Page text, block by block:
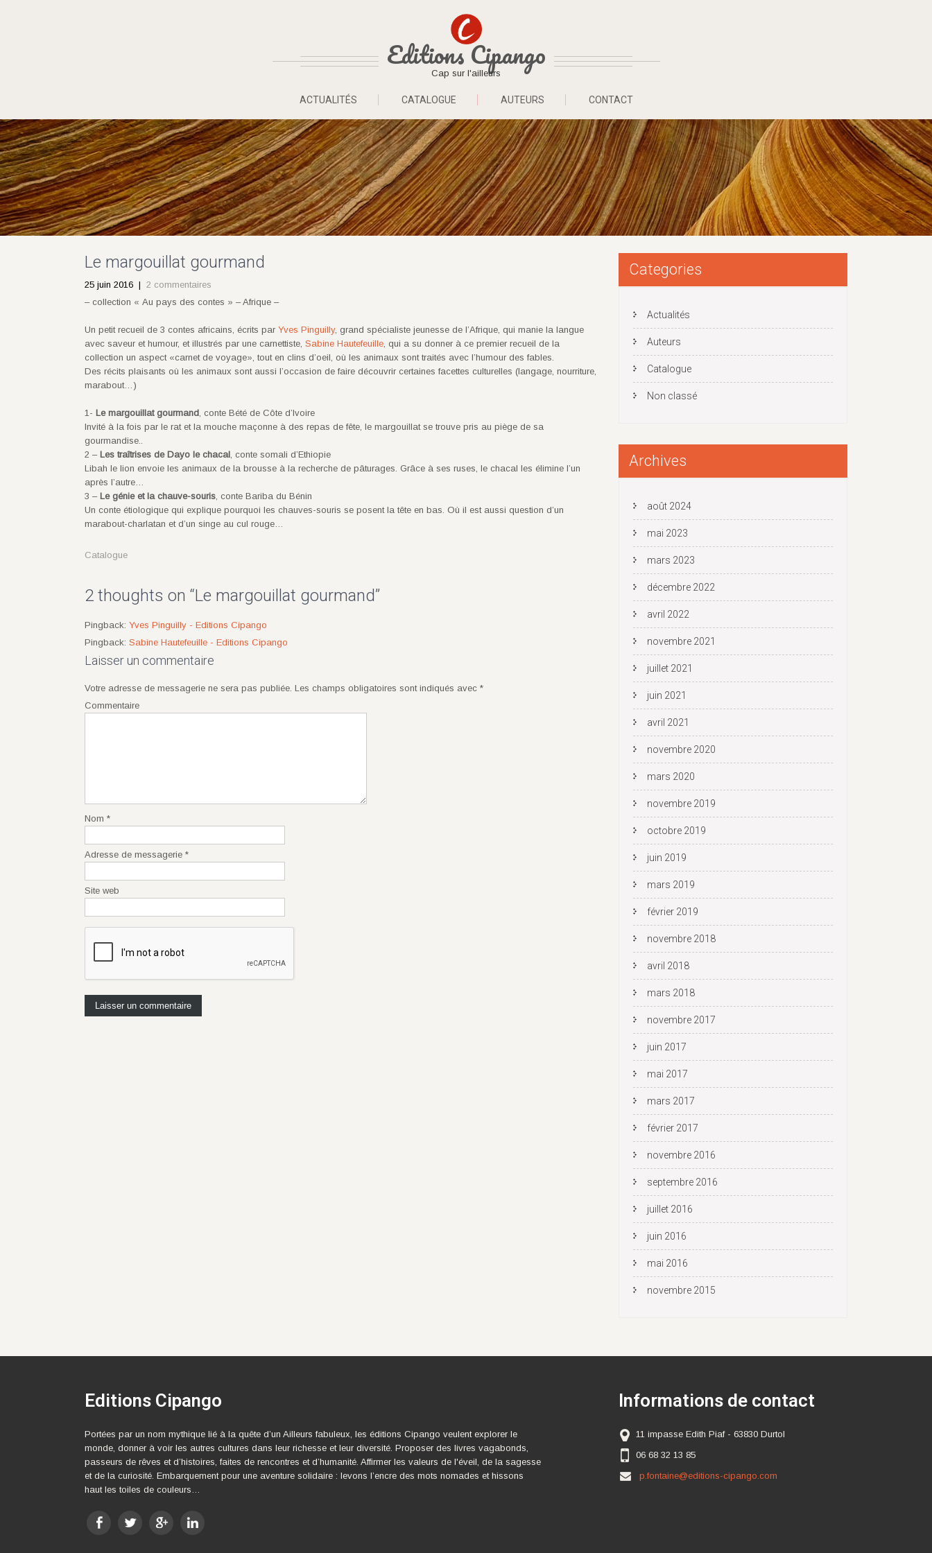
Editions Cipango
Cap sur l'ailleurs
ACTUALITÉS CATALOGUE AUTEURS CONTACT
Le margouillat gourmand
25 juin 2016 | 2 commentaires
– collection « Au pays des contes » – Afrique –
Un petit recueil de 3 contes africains, écrits par Yves Pinguilly, grand spécialiste jeunesse de l’Afrique, qui manie la langue
avec saveur et humour, et illustrés par une carnettiste, Sabine Hautefeuille, qui a su donner à ce premier recueil de la
collection un aspect «carnet de voyage», tout en clins d’oeil, où les animaux sont traités avec l’humour des fables.
Des récits plaisants où les animaux sont aussi l’occasion de faire découvrir certaines facettes culturelles (langage, nourriture,
marabout…)
1- Le margouillat gourmand, conte Bété de Côte d’Ivoire
Invité à la fois par le rat et la mouche maçonne à des repas de fête, le margouillat se trouve pris au piège de sa
gourmandise..
2 – Les traîtrises de Dayo le chacal, conte somali d’Ethiopie
Libah le lion envoie les animaux de la brousse à la recherche de pâturages. Grâce à ses ruses, le chacal les élimine l’un
après l’autre…
3 – Le génie et la chauve-souris, conte Bariba du Bénin
Un conte étiologique qui explique pourquoi les chauves-souris se posent la tête en bas. Où il est aussi question d’un
marabout-charlatan et d’un singe au cul rouge…
Catalogue
2 thoughts on “Le margouillat gourmand”
Pingback: Yves Pinguilly - Editions Cipango
Pingback: Sabine Hautefeuille - Editions Cipango
Laisser un commentaire
Votre adresse de messagerie ne sera pas publiée. Les champs obligatoires sont indiqués avec *
Commentaire
Nom *
Adresse de messagerie *
Site web
Categories
Actualités
Auteurs
Catalogue
Non classé
Archives
août 2024
mai 2023
mars 2023
décembre 2022
avril 2022
novembre 2021
juillet 2021
juin 2021
avril 2021
novembre 2020
mars 2020
novembre 2019
octobre 2019
juin 2019
mars 2019
février 2019
novembre 2018
avril 2018
mars 2018
novembre 2017
juin 2017
mai 2017
mars 2017
février 2017
novembre 2016
septembre 2016
juillet 2016
juin 2016
mai 2016
novembre 2015
Editions Cipango
Portées par un nom mythique lié à la quête d’un Ailleurs fabuleux, les éditions Cipango veulent explorer le
monde, donner à voir les autres cultures dans leur richesse et leur diversité. Proposer des livres vagabonds,
passeurs de rêves et d’histoires, faites de rencontres et d’humanité. Affirmer les valeurs de l'éveil, de la sagesse
et de la curiosité. Embarquement pour une aventure solidaire : levons l’encre des mots nomades et hissons
haut les toiles de couleurs…
Informations de contact
11 impasse Edith Piaf - 63830 Durtol
06 68 32 13 85
p.fontaine@editions-cipango.com